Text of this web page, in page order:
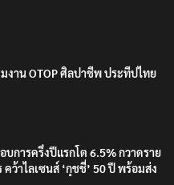
งาน OTOP ศิลปาชีพ ประทีปไทย
บการครึ่งปีแรกโต 6.5% กวาดราย
ว้าไลเซนส์ ‘กุชชี่’ 50 ปี พร้อมส่ง